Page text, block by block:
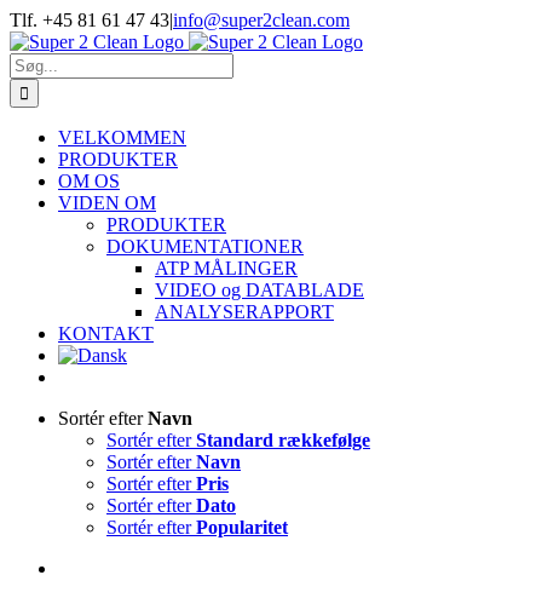
Skip
to
content
Tlf. +45 81 61 47 43|info@super2clean.com
Søg
efter:
VELKOMMEN
PRODUKTER
OM OS
VIDEN OM
PRODUKTER
DOKUMENTATIONER
ATP MÅLINGER
VIDEO og DATABLADE
ANALYSERAPPORT
KONTAKT
Sortér efterNavn
Sortér efterStandard rækkefølge
Sortér efterNavn
Sortér efterPris
Sortér efterDato
Sortér efterPopularitet